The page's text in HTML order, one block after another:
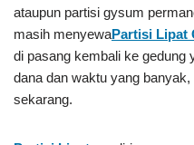
ataupun partisi gysum
masih menyewaPartisi Lipat
di pasang kembali ke gedung
dana dan waktu yang
sekarang.